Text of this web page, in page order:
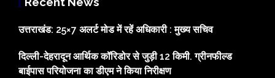
उत्तराखंड: 25×7 अलर्ट मोड में रहें अधिकारी : मुख्य सचिव
दिल्ली-देहरादून आर्थिक कॉरिडोर से जुड़ी 12 किमी. ग्रीनफील्ड
बाईपास परियोजना का डीएम ने किया निरीक्षण